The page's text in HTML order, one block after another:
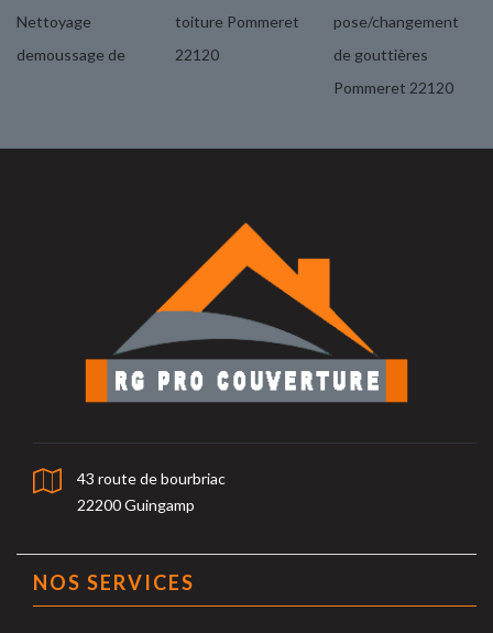
Nettoyage
demoussage de
toiture Pommeret
22120
pose/changement
de gouttières
Pommeret 22120
43 route de bourbriac
22200 Guingamp
NOS SERVICES